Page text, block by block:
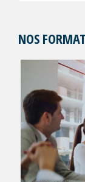
NOS